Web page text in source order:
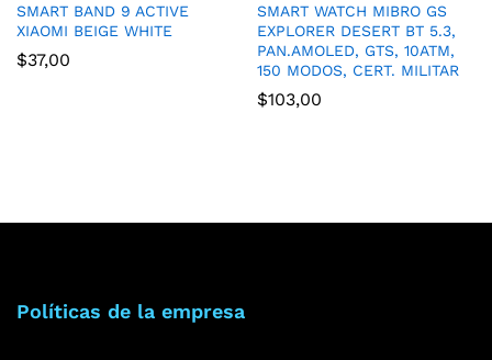
SMART BAND 9 ACTIVE
XIAOMI BEIGE WHITE
$37,00
SMART WATCH MIBRO GS
EXPLORER DESERT BT 5.3,
PAN.AMOLED, GTS, 10ATM,
150 MODOS, CERT. MILITAR
$103,00
Políticas de la empresa